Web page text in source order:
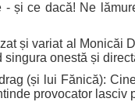
și ce dacă! Ne
și variat al
singura onestă și
(și lui Fănică):
provocator